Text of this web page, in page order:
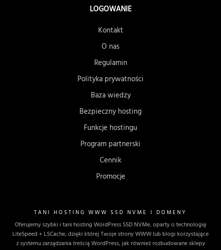
LOGOWANIE
Kontakt
O nas
Regulamin
Polityka prywatności
Baza wiedzy
Bezpieczny hosting
Funkcje hostingu
Program partnerski
Cennik
Promocje
TANI HOSTING WWW SSD NVME I DOMENY
Oferujemy szybki i tani hosting WordPress SSD NVMe, oparty o technologię
LiteSpeed + LSCache, dzięki której Twoje strony WWW lub blogi korzystające
z systemu zarządzania treścią WordPress, jak również rozbudowane sklepy